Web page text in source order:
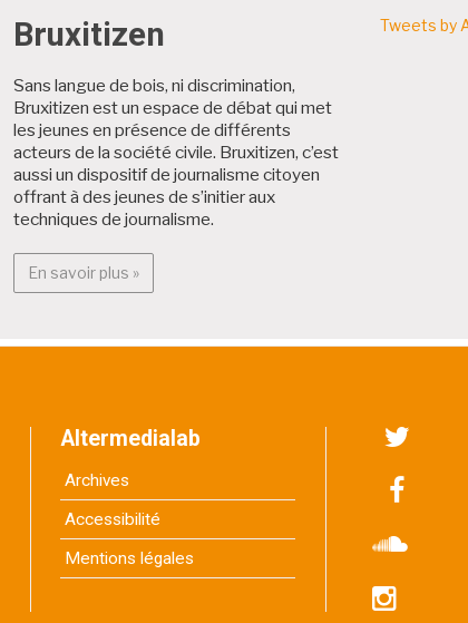
Bruxitizen
Sans langue de bois, ni discrimination,
Bruxitizen est un espace de débat qui met
les jeunes en présence de différents
acteurs de la société civile. Bruxitizen, c’est
aussi un dispositif de journalisme citoyen
offrant à des jeunes de s’initier aux
techniques de journalisme.
En savoir plus »En savoir plus : Bruxitizen
Tweets by
Altermedialab
Archives
Accessibilité
Mentions légales
Facebook
Instagram